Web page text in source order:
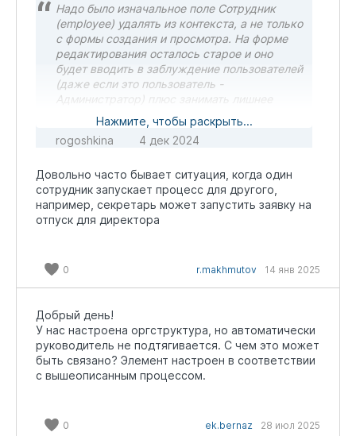
Надо было изначальное поле Сотрудник
(employee) удалять из контекста, а не только
с формы создания и просмотра. На форме
редактирования осталось старое и оно
будет вводить в заблуждение пользователей
(даже если это пользователь -
Администратор) плюс занимать лишнее
место в базе.
Нажмите, чтобы раскрыть...
rogoshkina
4 дек 2024
Довольно часто бывает ситуация, когда один
сотрудник запускает процесс для другого,
например, секретарь может запустить заявку на
отпуск для директора
0 r.makhmutov 14 янв 2025
Добрый день!
У нас настроена оргструктура, но автоматически
руководитель не подтягивается. С чем это может
быть связано? Элемент настроен в соответствии
с вышеописанным процессом.
0 ek.bernaz 28 июл 2025